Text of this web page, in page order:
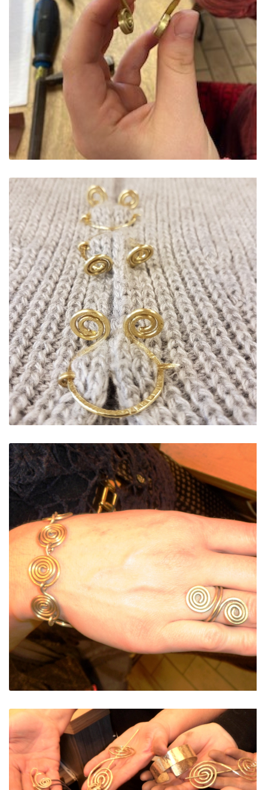
ES projektas GENIUS LOCI. Vydūno suolelio projektas
ES projektas GENIUS LOCI. Projekto idėja
ES projektas GENIUS LOCI. Partnerių susitikimas
ES Projektas GENIUS LOCI. Tarptautinis muziejų projektas
Projektai